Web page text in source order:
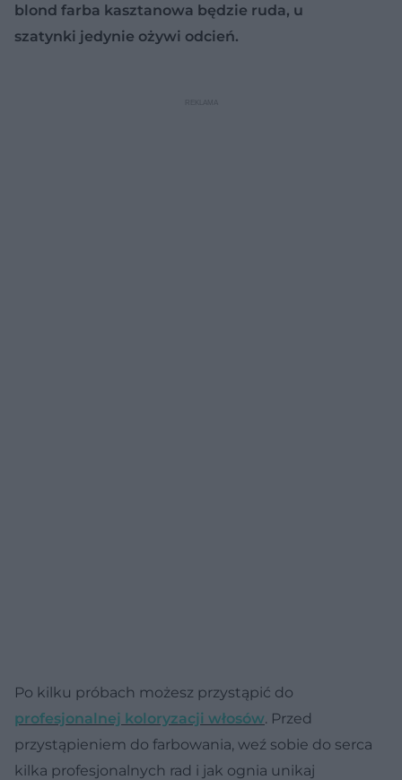
blond farba kasztanowa będzie ruda, u
szatynki jedynie ożywi odcień.
Po kilku próbach możesz przystąpić do
profesjonalnej koloryzacji włosów. Przed
przystąpieniem do farbowania, weź sobie do serca
kilka profesjonalnych rad i jak ognia unikaj